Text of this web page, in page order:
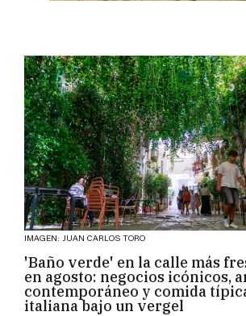
IMAGEN: JUAN CARLOS TORO
'Baño verde' en la calle más
en agosto: negocios icónicos,
contemporáneo y comida
italiana bajo un vergel